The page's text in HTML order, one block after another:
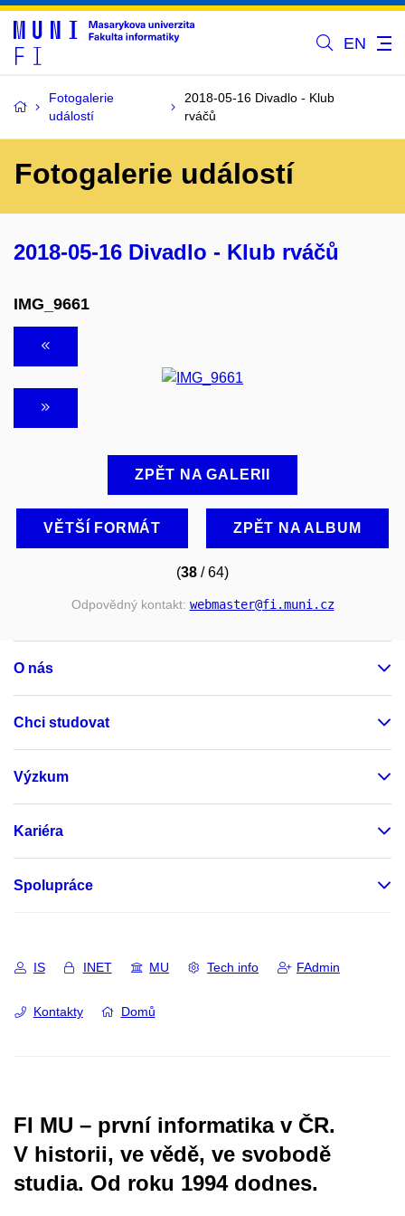
EN
Fotogalerie
událostí
2018-05-16 Divadlo - Klub
rváčů
Fotogalerie událostí
2018-05-16 Divadlo - Klub rváčů
IMG_9661
ZPĚT NA GALERII
VĚTŠÍ FORMÁT ZPĚT NA ALBUM
(38 / 64)
Odpovědný kontakt: webmaster@fi.muni.cz
O nás
Chci studovat
Výzkum
Kariéra
Spolupráce
IS INET MU Tech info FAdmin
Kontakty Domů
FI MU – první informatika v ČR.
V historii, ve vědě, ve svobodě
studia. Od roku 1994 dodnes.